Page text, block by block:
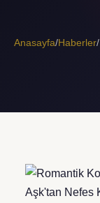
Anasayfa/Haberler/